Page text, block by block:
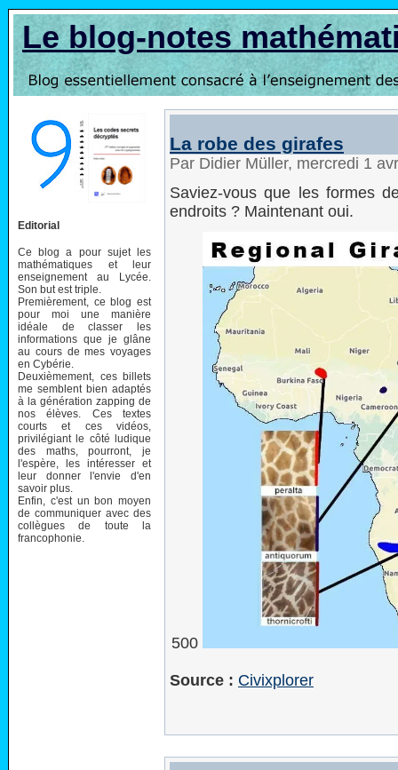
Le blog-notes
Editorial
Ce blog a pour sujet les
mathématiques et leur
enseignement au Lycée.
Son but est triple.
Premièrement, ce blog est
pour moi une manière
idéale de classer les
informations que je glâne
au cours de mes voyages
en Cybérie.
Deuxièmement, ces billets
me semblent bien adaptés
à la génération zapping de
nos élèves. Ces textes
courts et ces vidéos,
privilégiant le côté ludique
des maths, pourront, je
l'espère, les intéresser et
leur donner l'envie d'en
savoir plus.
Enfin, c'est un bon moyen
de communiquer avec des
collègues de toute la
francophonie.
La robe des girafes
Par Didier Müller, mercredi 1
Saviez-vous que les formes
endroits ? Maintenant oui.
500
Source : Civixplorer